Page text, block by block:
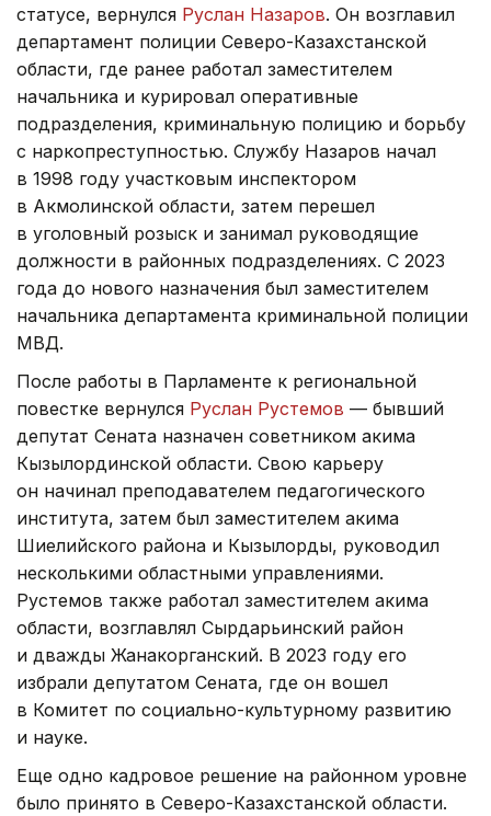
статусе, вернулся Руслан Назаров. Он возглавил
департамент полиции Северо-Казахстанской
области, где ранее работал заместителем
начальника и курировал оперативные
подразделения, криминальную полицию и борьбу
с наркопреступностью. Службу Назаров начал
в 1998 году участковым инспектором
в Акмолинской области, затем перешел
в уголовный розыск и занимал руководящие
должности в районных подразделениях. С 2023
года до нового назначения был заместителем
начальника департамента криминальной полиции
МВД.
После работы в Парламенте к региональной
повестке вернулся Руслан Рустемов — бывший
депутат Сената назначен советником акима
Кызылординской области. Свою карьеру
он начинал преподавателем педагогического
института, затем был заместителем акима
Шиелийского района и Кызылорды, руководил
несколькими областными управлениями.
Рустемов также работал заместителем акима
области, возглавлял Сырдарьинский район
и дважды Жанакорганский. В 2023 году его
избрали депутатом Сената, где он вошел
в Комитет по социально-культурному развитию
и науке.
Еще одно кадровое решение на районном уровне
было принято в Северо-Казахстанской области.